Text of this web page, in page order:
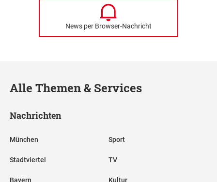
News per Browser-Nachricht
Alle Themen & Services
Nachrichten
München
Stadtviertel
Bayern
Sport
TV
Kultur